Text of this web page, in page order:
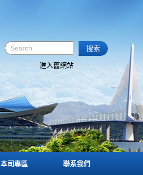
進入舊網站
本司專區 聯系我們